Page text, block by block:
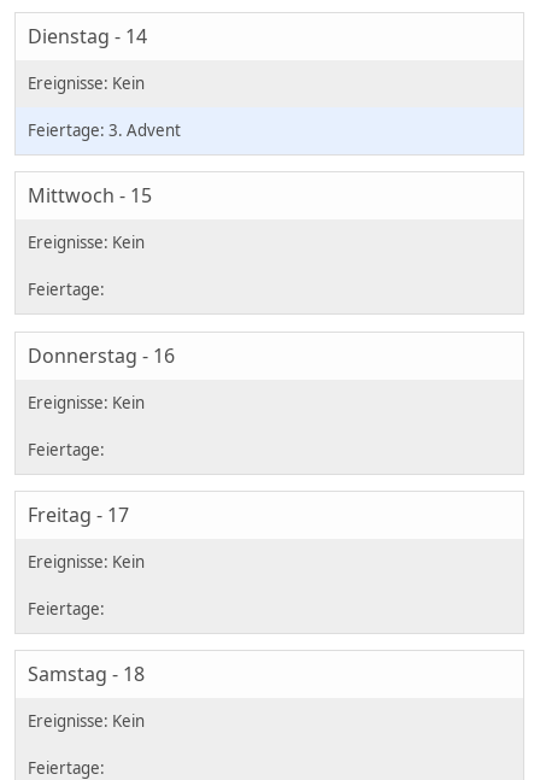
Dienstag - 14
3. Advent
Mittwoch - 15
Donnerstag - 16
Freitag - 17
Samstag - 18